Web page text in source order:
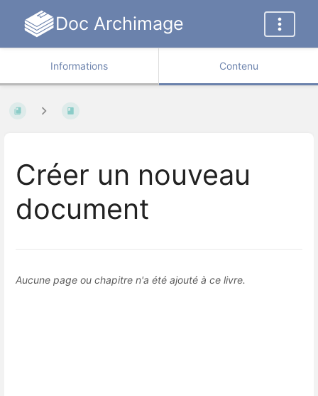
Doc Archimage
Informations Contenu
Créer un nouveau
document
Aucune page ou chapitre n'a été ajouté à ce livre.